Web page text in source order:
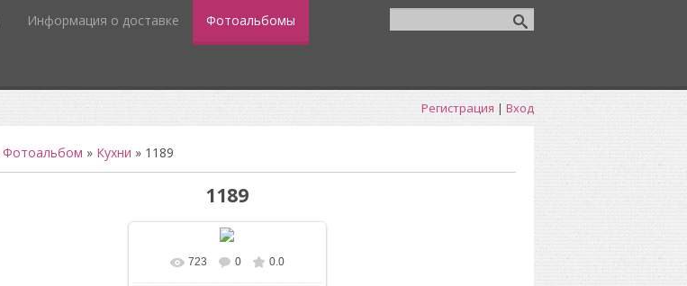
Информация о доставке Фотоальбомы
Регистрация | Вход
Фотоальбом » Кухни » 1189
1189
723 0 0.0